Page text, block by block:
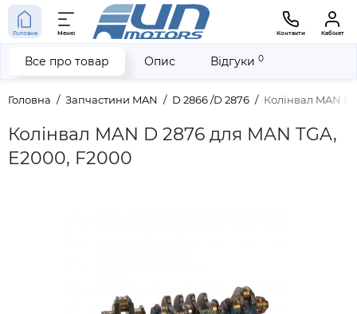
Головна Меню Контакти Кабінет
Головна Запчастини MAN D 2866 /D 2876 Колінвал MAN D
Колінвал MAN D 2876 для MAN TGA,
E2000, F2000
Все про товар Опис Відгуки 0